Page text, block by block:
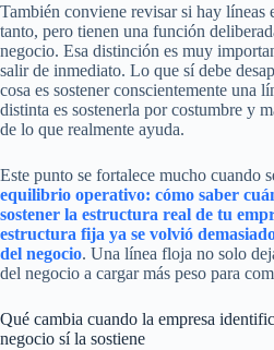
También conviene revisar si hay líneas
tanto, pero tienen una función
negocio. Esa distinción es muy
salir de inmediato. Lo que sí debe
cosa es sostener conscientemente una
distinta es sostenerla por costumbre y
de lo que realmente ayuda.
Este punto se fortalece mucho cuando
equilibrio operativo: cómo saber
sostener la estructura real de tu
estructura fija ya se volvió
del negocio. Una línea floja no solo
del negocio a cargar más peso para
Qué cambia cuando la empresa
negocio sí la sostiene